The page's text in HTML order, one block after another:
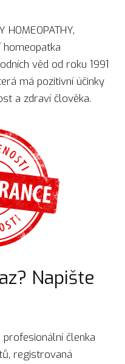
homeopatka
věd od roku 1991
má pozitivní účinky
a zdraví člověka.
Napište
profesionální členka
registrovaná